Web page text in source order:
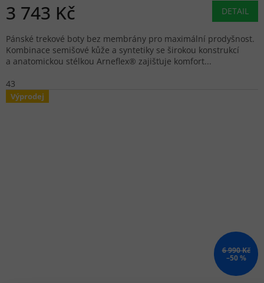
3 743 Kč DETAIL
Pánské trekové boty bez membrány pro maximální prodyšnost.
Kombinace semišové kůže a syntetiky se širokou konstrukcí
a anatomickou stélkou Arneflex® zajišťuje komfort...
43
Výprodej
6 990 Kč
–50 %